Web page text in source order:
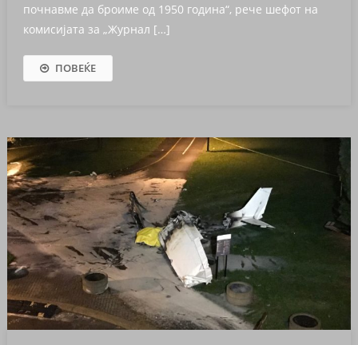
почнавме да броиме од 1950 година“, рече шефот на
комисијата за „Журнал […]
ПОВЕЌЕ